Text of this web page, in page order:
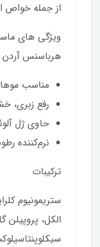
از جمله خواص
ویژگی های
هرباسنس آردن
مناسب
رفع زبری،
حاوی ژل
نرم‌کننده
ترکیبات
ستریمونیوم
الکل، پروپیلن